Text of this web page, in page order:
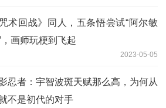
咒术回战》同人，五条悟尝试“阿尔敏
，画师玩梗到飞起
2023-05-05
忍者：宇智波斑天赋那么高，为何从
不是初代的对手